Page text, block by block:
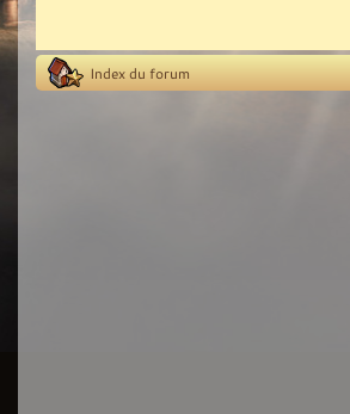
Index du forum